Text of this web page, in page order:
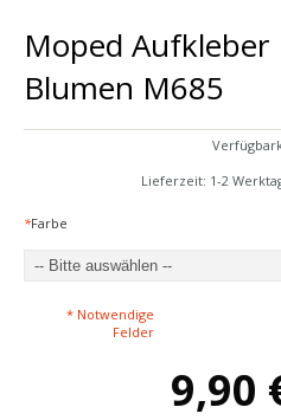
Moped
Blumen M685
Lieferzeit: 1-2
*Farbe
* Notwendige
Felder
9,90